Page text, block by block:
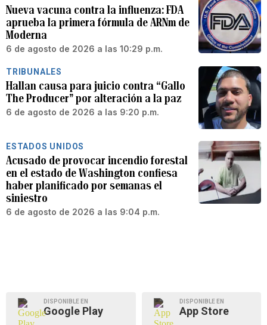
Nueva vacuna contra la influenza: FDA
aprueba la primera fórmula de ARNm de
Moderna
6 de agosto de 2026 a las 10:29 p.m.
TRIBUNALES
Hallan causa para juicio contra “Gallo
The Producer” por alteración a la paz
6 de agosto de 2026 a las 9:20 p.m.
ESTADOS UNIDOS
Acusado de provocar incendio forestal
en el estado de Washington confiesa
haber planificado por semanas el
siniestro
6 de agosto de 2026 a las 9:04 p.m.
DISPONIBLE EN
Google Play
DISPONIBLE EN
App Store